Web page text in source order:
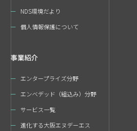
NDS環境だより
個人情報保護について
事業紹介
エンタープライズ分野
エンベデッド（組込み）分野
サービス一覧
進化する大阪エヌデーエス